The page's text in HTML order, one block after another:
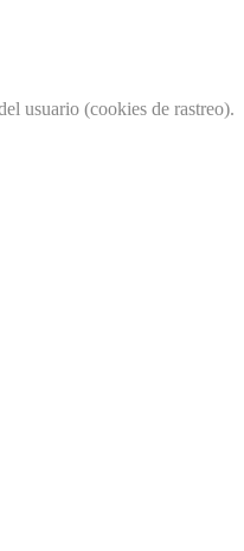
usuario (cookies de rastreo).